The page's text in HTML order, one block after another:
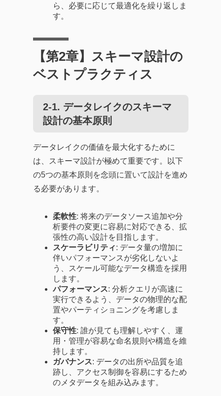
ら、必要に応じて最適化を繰り返しま
す。
【第2章】スキーマ設計の
ベストプラクティス
2-1. データレイクのスキーマ
設計の基本原則
データレイクの価値を最大化するために
は、スキーマ設計が極めて重要です。以下
の5つの基本原則を念頭に置いて設計を進め
る必要があります。
柔軟性: 将来のデータソース追加や分
析要件の変更に容易に対応できる、拡
張性の高い設計を目指します。
スケーラビリティ: データ量の増加に
伴いパフォーマンスが劣化しないよ
う、スケール可能なデータ構造を採用
します。
パフォーマンス: 分析クエリが高速に
実行できるよう、データの物理的な配
置やパーティショニングを考慮しま
す。
保守性: 誰が見ても理解しやすく、運
用・管理が容易な命名規則や構造を維
持します。
ガバナンス: データの出所や品質を追
跡し、アクセス制御を容易にするため
のメタデータを組み込みます。